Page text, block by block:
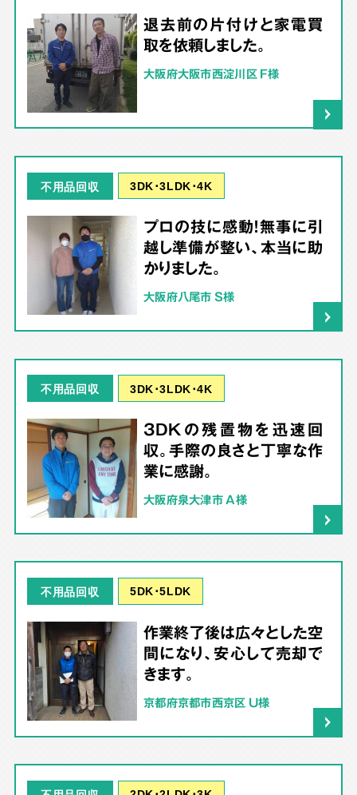
退去前の片付けと家電買
取を依頼しました。
大阪府大阪市西淀川区 F様
不用品回収 3DK･3LDK･4K
プロの技に感動！無事に引
越し準備が整い、本当に助
かりました。
大阪府八尾市 S様
不用品回収 3DK･3LDK･4K
3DKの残置物を迅速回
収。手際の良さと丁寧な作
業に感謝。
大阪府泉大津市 A様
不用品回収 5DK･5LDK
作業終了後は広々とした空
間になり、安心して売却で
きます。
京都府京都市西京区 U様